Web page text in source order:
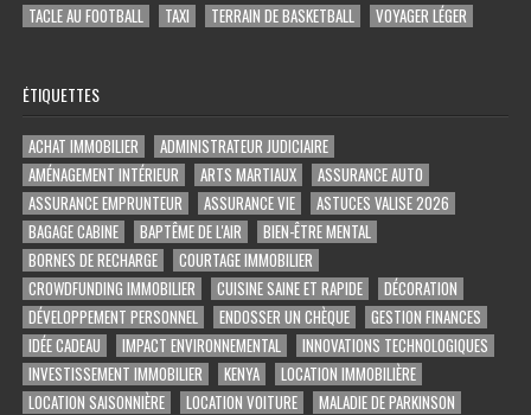
TACLE AU FOOTBALL
TAXI TERRAIN DE BASKETBALL VOYAGER LÉGER
ÉTIQUETTES
ACHAT IMMOBILIER
ADMINISTRATEUR JUDICIAIRE
AMÉNAGEMENT INTÉRIEUR
ARTS MARTIAUX
ASSURANCE AUTO
ASSURANCE EMPRUNTEUR
ASSURANCE VIE
ASTUCES VALISE 2026
BAGAGE CABINE
BAPTÊME DE L'AIR
BIEN-ÊTRE MENTAL
BORNES DE RECHARGE
COURTAGE IMMOBILIER
CROWDFUNDING IMMOBILIER
CUISINE SAINE ET RAPIDE
DÉCORATION
DÉVELOPPEMENT PERSONNEL
ENDOSSER UN CHÈQUE
GESTION FINANCES
IDÉE CADEAU
IMPACT ENVIRONNEMENTAL
INNOVATIONS TECHNOLOGIQUES
INVESTISSEMENT IMMOBILIER
KENYA
LOCATION IMMOBILIÈRE
LOCATION SAISONNIÈRE
LOCATION VOITURE
MALADIE DE PARKINSON